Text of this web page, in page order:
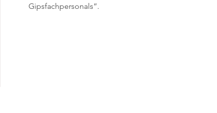
Gipsfachpersonals”.